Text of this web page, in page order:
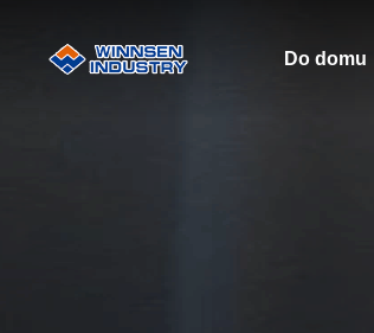
Do domu